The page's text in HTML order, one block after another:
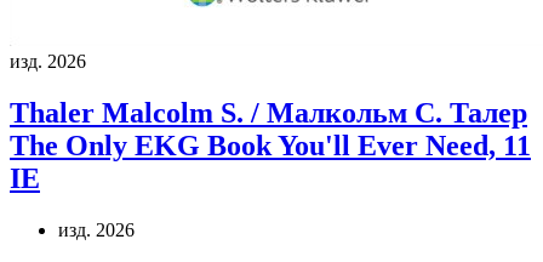
изд. 2026
Thaler Malcolm S. / Малкольм С. Талер
The Only EKG Book You'll Ever Need, 11
IE
изд. 2026